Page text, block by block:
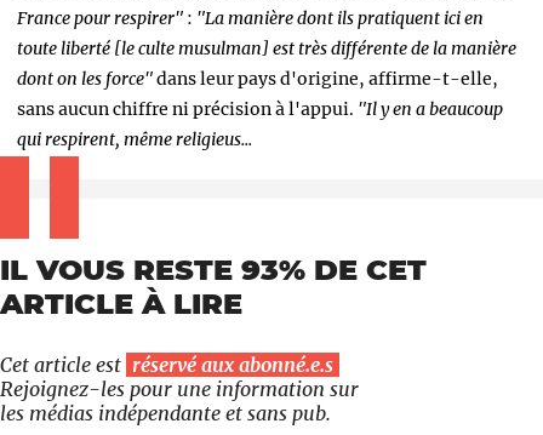
France pour respirer" : "La manière dont ils pratiquent ici en
toute liberté [le culte musulman] est très différente de la manière
dont on les force"dans leur pays d'origine, affirme-t-elle,
sans aucun chiffre ni précision à l'appui. "Il y en a beaucoup
qui respirent, même religieus...
IL VOUS RESTE 93% DE CET
ARTICLE À LIRE
Cet article est réservé aux abonné.e.s
Rejoignez-les pour une information sur
les médias indépendante et sans pub.